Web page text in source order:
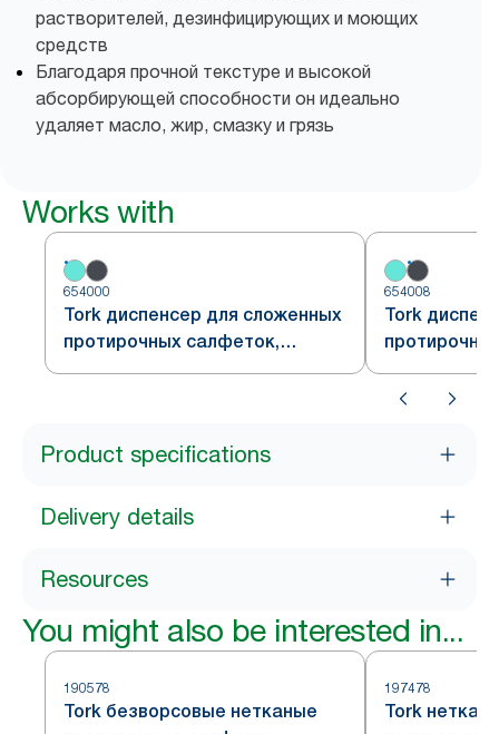
растворителей, дезинфицирующих и моющих
средств
Благодаря прочной текстуре и высокой
абсорбирующей способности он идеально
удаляет масло, жир, смазку и грязь
Works with
654000
Tork диспенсер для сложенных
протирочных салфеток,
настенный, сочетание белого и
654008
Tork
настенный,
красного и
Product specifications
Delivery details
Resources
You might also be interested in...
190578
Tork безворсовые нетканые
197478
Tork